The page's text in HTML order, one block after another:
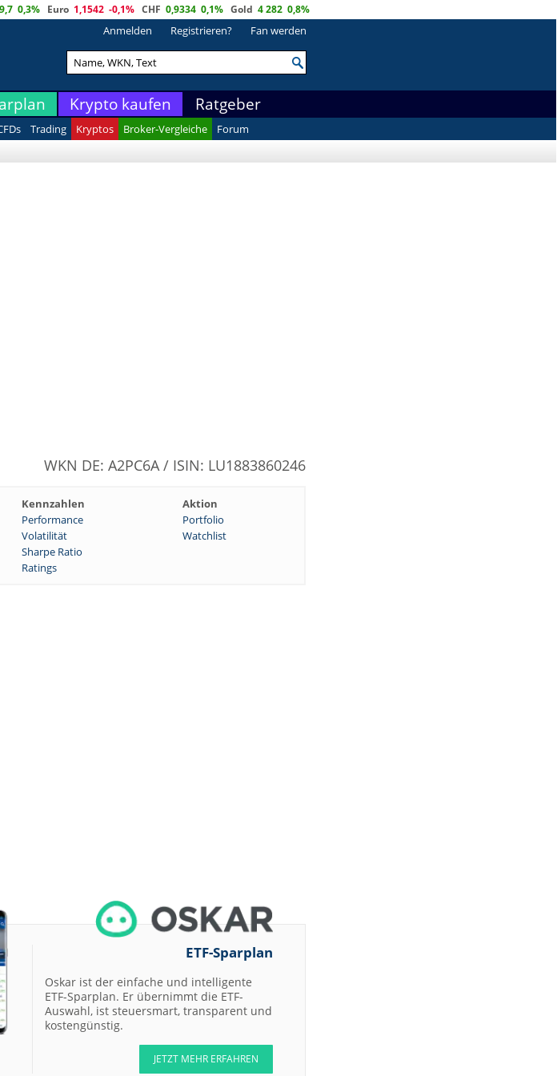
0,3% Euro 1,1542 -0,1% CHF 0,9334 0,1% Gold 4 282 0,8%
Anmelden Registrieren? Fan werden
Krypto kaufen Ratgeber
Trading Kryptos Broker-Vergleiche
Forum
WKN DE: A2PC6A / ISIN: LU1883860246
Kennzahlen
Aktion
Performance
Portfolio
Volatilität
Watchlist
Sharpe Ratio
Ratings
ETF-Sparplan
Oskar ist der einfache und intelligente
ETF-Sparplan. Er übernimmt die ETF-
Auswahl, ist steuersmart, transparent und
kostengünstig.
JETZT MEHR ERFAHREN